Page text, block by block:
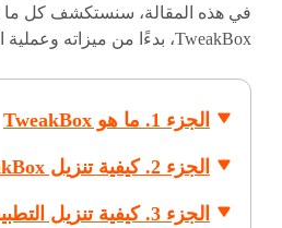
في هذه المقالة، سنستكشف كل ما
TweakBox، بدءًا من ميزاته وعملية التثبيت إلى البدائل المتاحة.
الجزء 1. ما هو TweakBox
الجزء 2. كيفية تنزيل TweakBox على iPhone / Android